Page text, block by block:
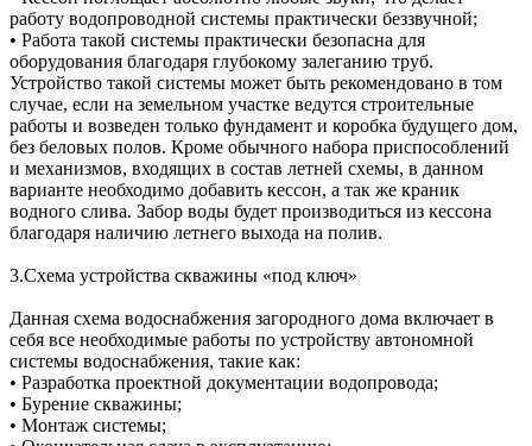
работу водопроводной системы практически беззвучной;
• Работа такой системы практически безопасна для
оборудования благодаря глубокому залеганию труб.
Устройство такой системы может быть рекомендовано в том
случае, если на земельном участке ведутся строительные
работы и возведен только фундамент и коробка будущего дом,
без беловых полов. Кроме обычного набора приспособлений
и механизмов, входящих в состав летней схемы, в данном
варианте необходимо добавить кессон, а так же краник
водного слива. Забор воды будет производиться из кессона
благодаря наличию летнего выхода на полив.
3.Схема устройства скважины «под ключ»
Данная схема водоснабжения загородного дома включает в
себя все необходимые работы по устройству автономной
системы водоснабжения, такие как:
• Разработка проектной документации водопровода;
• Бурение скважины;
• Монтаж системы;